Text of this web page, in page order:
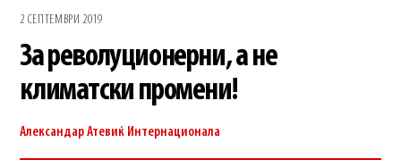
2 СЕПТЕМВРИ 2019
За револуционерни, а не
климатски промени!
Александар Атевиќ Интернационала